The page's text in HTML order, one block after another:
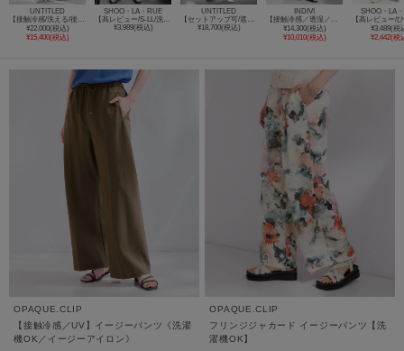
UNTITLED
¥22,000(税込)
¥15,400(税込)
SHOO・LA・RUE
¥3,989(税込)
UNTITLED
¥18,700(税込)
INDIVI
¥14,300(税込)
¥10,010(税込)
SHOO・LA
¥3,489(税
¥2,442(税
OPAQUE.CLIP
【接触冷感／UV】イージーパンツ《洗濯
機OK／イージーアイロン》
OPAQUE.CLIP
フリンジジャカード イージーパンツ【洗
濯機OK】